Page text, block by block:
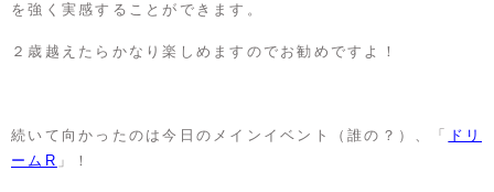
を強く実感することができます。
２歳越えたらかなり楽しめますのでお勧めですよ！
続いて向かったのは今日のメインイベント（誰の？）、「
ドリ
ームR 」！